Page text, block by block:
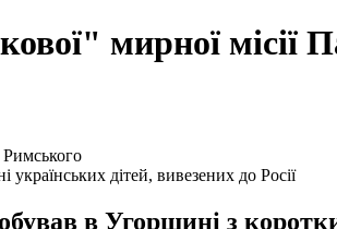
мирної місії
дітей, вивезених до Росії
в Угорщині з